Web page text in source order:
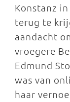
Konstanz
terug te
aandacht
vroegere
Edmund
was van
haar